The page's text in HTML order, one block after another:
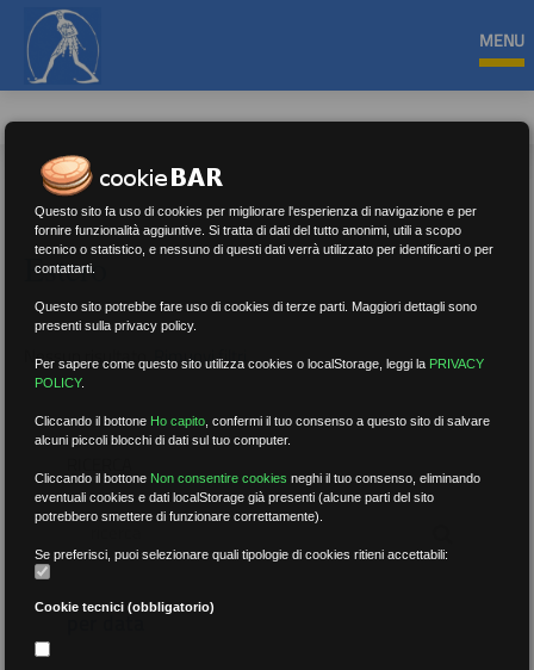
MENU
Estero
Nessun risultato.Rimuovi filtri
per data
Questo sito fa uso di cookies per migliorare l'esperienza di navigazione e per
fornire funzionalità aggiuntive. Si tratta di dati del tutto anonimi, utili a scopo
tecnico o statistico, e nessuno di questi dati verrà utilizzato per identificarti o per
contattarti.
Questo sito potrebbe fare uso di cookies di terze parti. Maggiori dettagli sono
presenti sulla privacy policy.
Per sapere come questo sito utilizza cookies o localStorage, leggi la PRIVACY
POLICY.
Cliccando il bottone Ho capito ,confermi il tuo consenso a questo sito di salvare
alcuni piccoli blocchi di dati sul tuo computer.
Cliccando il bottone Non consentire cookies neghi il tuo consenso, eliminando
eventuali cookies e dati localStorage già presenti (alcune parti del sito
potrebbero smettere di funzionare correttamente).
Se preferisci, puoi selezionare quali tipologie di cookies ritieni accettabili:
Cookie tecnici (obbligatorio)